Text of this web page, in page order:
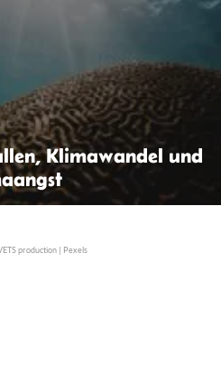
Klimawandel und
production | Pexels